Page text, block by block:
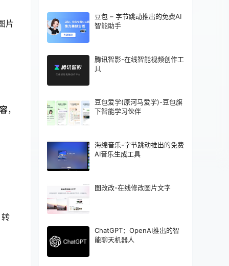
片
，
豆包 – 字节跳动推出的免费AI
智能助手
腾讯智影-在线智能视频创作工
具
豆包爱学(原河马爱学)-豆包旗
下智能学习伙伴
海绵音乐-字节跳动推出的免费
AI音乐生成工具
图改改-在线修改图片文字
ChatGPT：OpenAI推出的智
能聊天机器人